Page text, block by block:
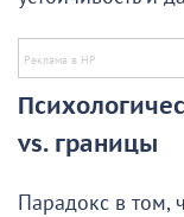
vs. границы
Парадокс в том,